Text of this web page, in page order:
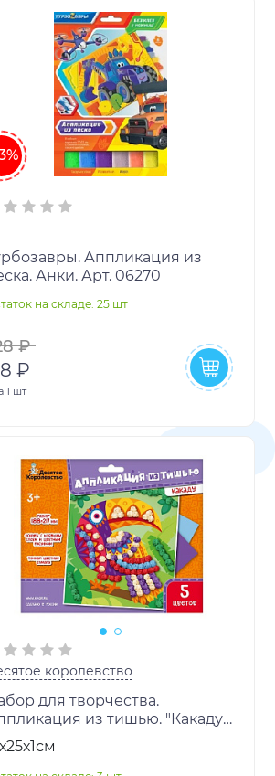
Аппликация из
Анки. Арт. 06270
на складе: 25 шт
₽
₽
1 шт
королевство
для творчества.
из тишью. "Какаду"
188х217 арт.04632